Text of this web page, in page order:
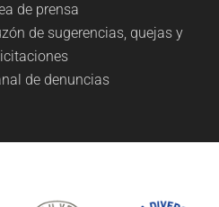
de prensa
de sugerencias, quejas y
de denuncias